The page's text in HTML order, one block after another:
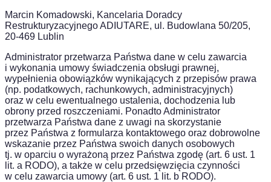
Marcin Komadowski, Kancelaria Doradcy
Restrukturyzacyjnego ADIUTARE, ul. Budowlana 50/205,
20-469 Lublin
Administrator przetwarza Państwa dane w celu zawarcia
i wykonania umowy świadczenia obsługi prawnej,
wypełnienia obowiązków wynikających z przepisów prawa
(np. podatkowych, rachunkowych, administracyjnych)
oraz w celu ewentualnego ustalenia, dochodzenia lub
obrony przed roszczeniami. Ponadto Administrator
przetwarza Państwa dane z uwagi na skorzystanie
przez Państwa z formularza kontaktowego oraz dobrowolne
wskazanie przez Państwa swoich danych osobowych
tj. w oparciu o wyrażoną przez Państwa zgodę (art. 6 ust. 1
lit. a RODO), a także w celu przedsięwzięcia czynności
w celu zawarcia umowy (art. 6 ust. 1 lit. b RODO).